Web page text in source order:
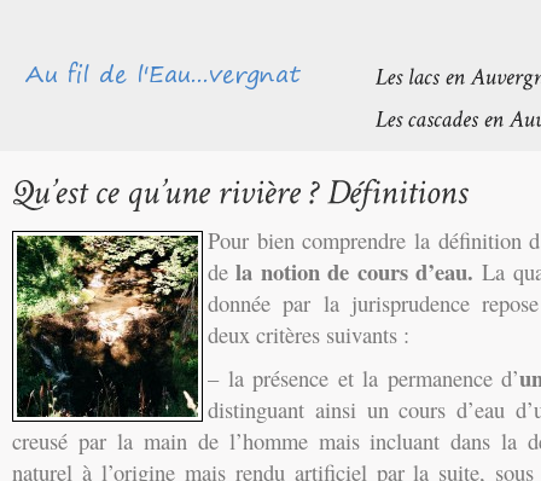
Pour bien comprendre la définition
dela notion de cours d’eau. La
donnée par la jurisprudence
deux critères suivants :
– la présence et la permanence d’
distinguant ainsi un cours d’eau
creusé par la main de l’homme mais incluant dans la
naturel à l’origine mais rendu artificiel par la suite, sous